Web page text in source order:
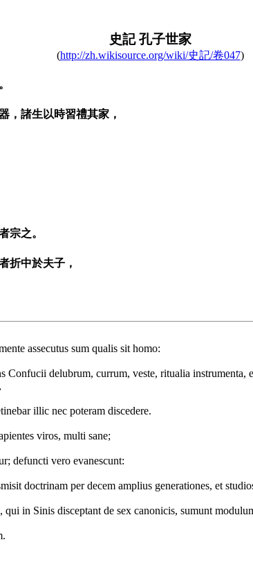
史記 孔子世家
(http://zh.wikisource.org/wiki/史記/卷047)
，諸生以時習禮其家，
宗之。
折中於夫子，
assecutus sum qualis sit homo:
Confucii delubrum, currum, veste, ritualia instrumenta,
illic nec poteram discedere.
viros, multi sane;
defuncti vero evanescunt:
doctrinam per decem amplius generationes, et
qui in Sinis disceptant de sex canonicis, sumunt